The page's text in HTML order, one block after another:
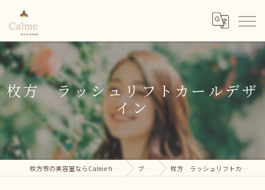
枚方 ラッシュリフトカールデザ
イン
枚方市の美容室ならCalme hair＆eyelash ブログ 枚方 ラッシュリフトカールデザイン